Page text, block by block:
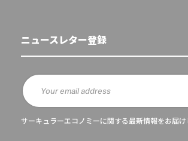
ニュースレター登録
サーキュラーエコノミーに関する最新情報をお届け